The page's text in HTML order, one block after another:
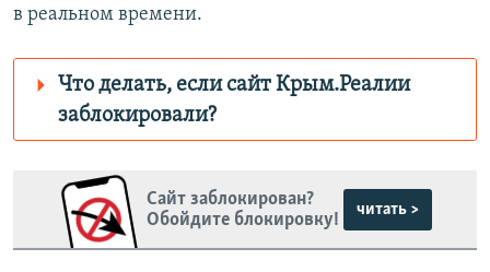
в реальном времени.
Что делать, если сайт Крым.Реалии
заблокировали?
Крым.Реалии
зеркального
сайта: https://d160tnjnoq48uo.cloudfront.net/
Сайт заблокирован?
Обойдите блокировку!
читать >